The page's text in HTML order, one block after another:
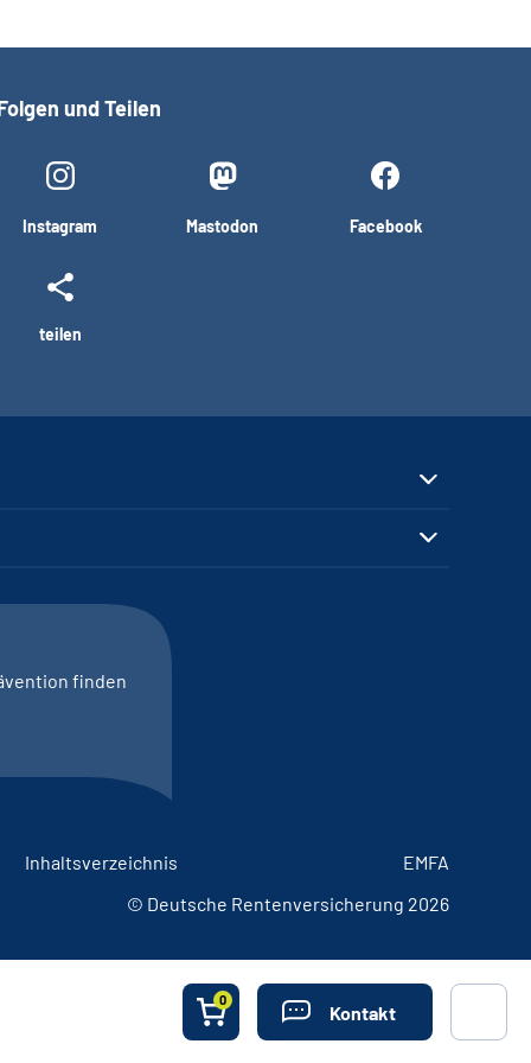
0
Kontakt
und Teilen
Instagram Mastodon Facebook
teilen
finden
Inhaltsverzeichnis
EMFA
© Deutsche Rentenversicherung 2026